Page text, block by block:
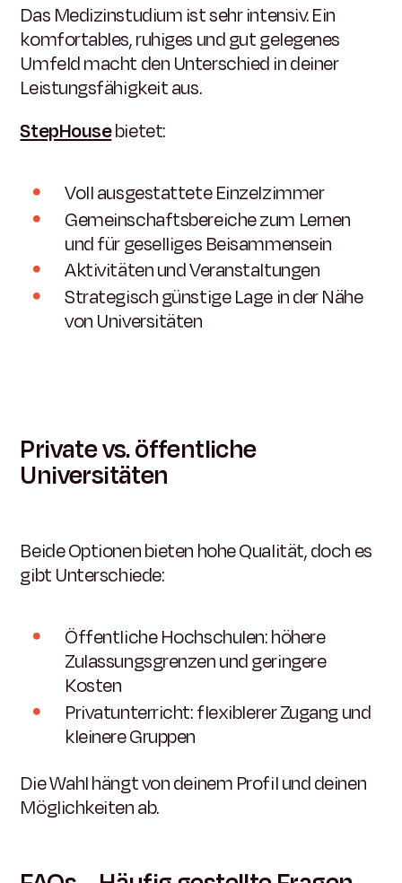
Das Medizinstudium ist sehr intensiv. Ein
komfortables, ruhiges und gut gelegenes
Umfeld macht den Unterschied in deiner
Leistungsfähigkeit aus.
StepHousebietet:
Voll ausgestattete Einzelzimmer
Gemeinschaftsbereiche zum Lernen
und für geselliges Beisammensein
Aktivitäten und Veranstaltungen
Strategisch günstige Lage in der Nähe
von Universitäten
Private vs. öffentliche
Universitäten
Beide Optionen bieten hohe Qualität, doch es
gibt Unterschiede:
Öffentliche Hochschulen: höhere
Zulassungsgrenzen und geringere
Kosten
Privatunterricht: flexiblerer Zugang und
kleinere Gruppen
Die Wahl hängt von deinem Profil und deinen
Möglichkeiten ab.